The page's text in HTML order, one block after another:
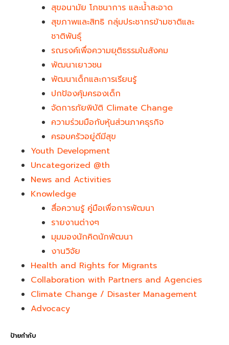
สุขอนามัย โภชนาการ และน้ำสะอาด
สุขภาพและสิทธิ กลุ่มประชากรข้ามชาติและ
ชาติพันธุ์
รณรงค์เพื่อความยุติธรรมในสังคม
พัฒนาเยาวชน
พัฒนาเด็กและการเรียนรู้
ปกป้องคุ้มครองเด็ก
จัดการภัยพิบัติ Climate Change
ความร่วมมือกับหุ้นส่วนภาคธุรกิจ
ครอบครัวอยู่ดีมีสุข
Youth Development​
Uncategorized @th
News and Activities
Knowledge
สื่อความรู้ คู่มือเพื่อการพัฒนา
รายงานต่างๆ
มุมมองนักคิดนักพัฒนา
งานวิจัย
Health and Rights for Migrants
Collaboration with Partners and Agencies
Climate Change / Disaster Management
Advocacy
ป้ายกำกับ